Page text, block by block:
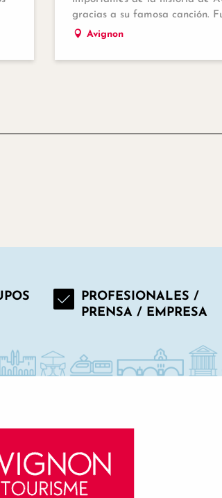
gracias a su famosa canción.
Avignon
PROFESIONALES /
PRENSA / EMPRESA